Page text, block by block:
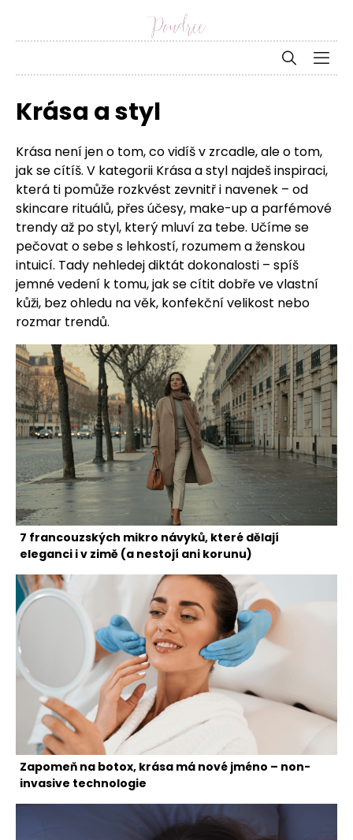
Krása a styl
Krása není jen o tom, co vidíš v zrcadle, ale o tom,
jak se cítíš. V kategorii Krása a styl najdeš inspiraci,
která ti pomůže rozkvést zevnitř i navenek – od
skincare rituálů, přes účesy, make-up a parfémové
trendy až po styl, který mluví za tebe. Učíme se
pečovat o sebe s lehkostí, rozumem a ženskou
intuicí. Tady nehledej diktát dokonalosti – spíš
jemné vedení k tomu, jak se cítit dobře ve vlastní
kůži, bez ohledu na věk, konfekční velikost nebo
rozmar trendů.
7 francouzských mikro návyků, které dělají
eleganci i v zimě (a nestojí ani korunu)
Zapomeň na botox, krása má nové jméno – non-
invasive technologie